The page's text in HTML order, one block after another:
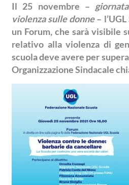
Il 25 novembre –
violenza sulle donne–
un Forum, che sarà visibile
relativo alla violenza di
scuola deve avere per
Organizzazione Sindacale